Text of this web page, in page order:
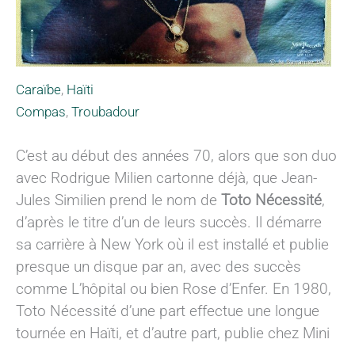
Caraïbe, Haïti
Compas, Troubadour
C’est au début des années 70, alors que son duo
avec Rodrigue Milien cartonne déjà, que Jean-
Jules Similien prend le nom de Toto Nécessité,
d’après le titre d’un de leurs succès. Il démarre
sa carrière à New York où il est installé et publie
presque un disque par an, avec des succès
comme L’hôpital ou bien Rose d’Enfer. En 1980,
Toto Nécessité d’une part effectue une longue
tournée en Haïti, et d’autre part, publie chez Mini